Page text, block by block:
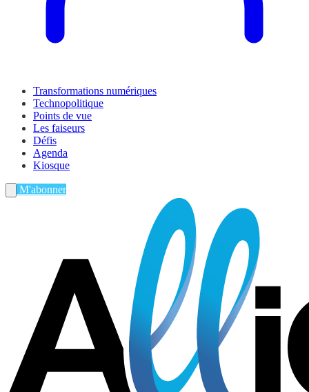
Transformations numériques
Technopolitique
Points de vue
Les faiseurs
Défis
Agenda
Kiosque
M'abonner